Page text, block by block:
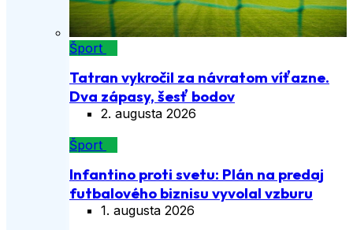
Šport
Tatran vykročil za návratom víťazne.
Dva zápasy, šesť bodov
2. augusta 2026
Šport
Infantino proti svetu: Plán na predaj
futbalového biznisu vyvolal vzburu
1. augusta 2026